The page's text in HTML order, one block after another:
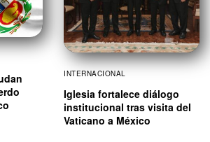
INTERNACIONAL
Iglesia fortalece diálogo
institucional tras visita del
Vaticano a México